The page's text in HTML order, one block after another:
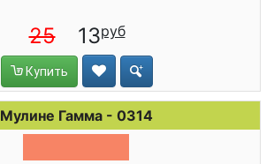
25 13
Купить
Мулине Гамма - 0314